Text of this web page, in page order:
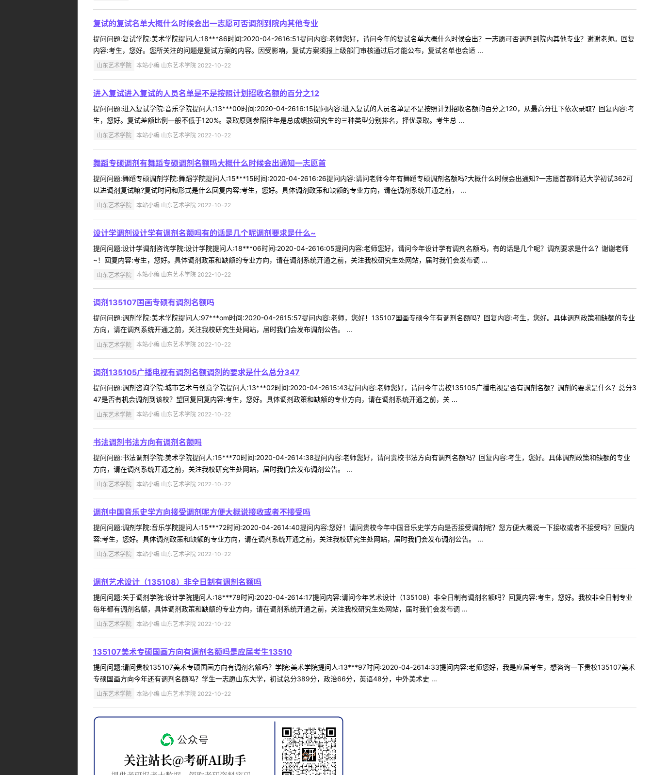
复试的复试名单大概什么时候会出一志愿可否调剂到院内其他专业
提问问题:复试学院:美术学院提问人:18***86时间:2020-04-2616:51提问内容:老师您好，请问今年的复试名单大概什么时候会出？一志愿可否调剂到院内其他专业？谢谢老师。回复
内容:考生，您好。您所关注的问题是复试方案的内容。因受影响，复试方案须报上级部门审核通过后才能公布，复试名单也会适 ...
山东艺术学院 本站小编 山东艺术学院 2022-10-22
进入复试进入复试的人员名单是不是按照计划招收名额的百分之12
提问问题:进入复试学院:音乐学院提问人:13***00时间:2020-04-2616:15提问内容:进入复试的人员名单是不是按照计划招收名额的百分之120，从最高分往下依次录取？回复内容:考
生，您好。复试差额比例一般不低于120%。录取原则参照往年是总成绩按研究生的三种类型分别排名，择优录取。考生总 ...
山东艺术学院 本站小编 山东艺术学院 2022-10-22
舞蹈专硕调剂有舞蹈专硕调剂名额吗大概什么时候会出通知一志愿首
提问问题:舞蹈专硕调剂学院:舞蹈学院提问人:15***15时间:2020-04-2616:26提问内容:请问老师今年有舞蹈专硕调剂名额吗?大概什么时候会出通知?一志愿首都师范大学初试362可
以进调剂复试嘛?复试时间和形式是什么回复内容:考生，您好。具体调剂政策和缺额的专业方向，请在调剂系统开通之前， ...
山东艺术学院 本站小编 山东艺术学院 2022-10-22
设计学调剂设计学有调剂名额吗有的话是几个呢调剂要求是什么~
提问问题:设计学调剂咨询学院:设计学院提问人:18***06时间:2020-04-2616:05提问内容:老师您好，请问今年设计学有调剂名额吗，有的话是几个呢？调剂要求是什么？谢谢老师
~！回复内容:考生，您好。具体调剂政策和缺额的专业方向，请在调剂系统开通之前，关注我校研究生处网站，届时我们会发布调 ...
山东艺术学院 本站小编 山东艺术学院 2022-10-22
调剂135107国画专硕有调剂名额吗
提问问题:调剂学院:美术学院提问人:97***om时间:2020-04-2615:57提问内容:老师，您好！135107国画专硕今年有调剂名额吗？回复内容:考生，您好。具体调剂政策和缺额的专业
方向，请在调剂系统开通之前，关注我校研究生处网站，届时我们会发布调剂公告。 ...
山东艺术学院 本站小编 山东艺术学院 2022-10-22
调剂135105广播电视有调剂名额调剂的要求是什么总分347
提问问题:调剂咨询学院:城市艺术与创意学院提问人:13***02时间:2020-04-2615:43提问内容:老师您好，请问今年贵校135105广播电视是否有调剂名额？调剂的要求是什么？总分3
47是否有机会调剂到该校？望回复回复内容:考生，您好。具体调剂政策和缺额的专业方向，请在调剂系统开通之前，关 ...
山东艺术学院 本站小编 山东艺术学院 2022-10-22
书法调剂书法方向有调剂名额吗
提问问题:书法调剂学院:美术学院提问人:15***70时间:2020-04-2614:38提问内容:老师您好，请问贵校书法方向有调剂名额吗？回复内容:考生，您好。具体调剂政策和缺额的专业
方向，请在调剂系统开通之前，关注我校研究生处网站，届时我们会发布调剂公告。 ...
山东艺术学院 本站小编 山东艺术学院 2022-10-22
调剂中国音乐史学方向接受调剂呢方便大概说接收或者不接受吗
提问问题:调剂学院:音乐学院提问人:15***72时间:2020-04-2614:40提问内容:您好！请问贵校今年中国音乐史学方向是否接受调剂呢？您方便大概说一下接收或者不接受吗？回复内
容:考生，您好。具体调剂政策和缺额的专业方向，请在调剂系统开通之前，关注我校研究生处网站，届时我们会发布调剂公告。 ...
山东艺术学院 本站小编 山东艺术学院 2022-10-22
调剂艺术设计（135108）非全日制有调剂名额吗
提问问题:关于调剂学院:设计学院提问人:18***78时间:2020-04-2614:17提问内容:请问今年艺术设计（135108）非全日制有调剂名额吗？回复内容:考生，您好。我校非全日制专业
每年都有调剂名额，具体调剂政策和缺额的专业方向，请在调剂系统开通之前，关注我校研究生处网站，届时我们会发布调 ...
山东艺术学院 本站小编 山东艺术学院 2022-10-22
135107美术专硕国画方向有调剂名额吗是应届考生13510
提问问题:请问贵校135107美术专硕国画方向有调剂名额吗？学院:美术学院提问人:13***97时间:2020-04-2614:33提问内容:老师您好，我是应届考生，想咨询一下贵校135107美术
专硕国画方向今年还有调剂名额吗？学生一志愿山东大学，初试总分389分，政治66分，英语48分，中外美术史 ...
山东艺术学院 本站小编 山东艺术学院 2022-10-22